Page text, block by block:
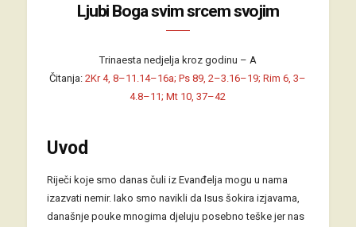
Ljubi Boga svim srcem svojim
Trinaesta nedjelja kroz godinu – A
Čitanja:2Kr 4, 8–11.14–16a; Ps 89, 2–3.16–19; Rim 6, 3–
4.8–11; Mt 10, 37–42
Uvod
Riječi koje smo danas čuli iz Evanđelja mogu u nama
izazvati nemir. Iako smo navikli da Isus šokira izjavama,
današnje pouke mnogima djeluju posebno teške jer nas